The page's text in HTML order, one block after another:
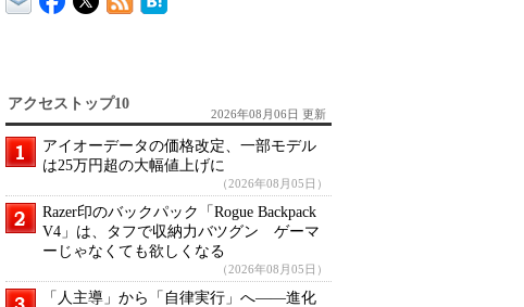
アクセストップ10
2026年08月06日 更新
アイオーデータの価格改定、一部モデル
は25万円超の大幅値上げに
（2026年08月05日）
Razer印のバックパック「Rogue Backpack
V4」は、タフで収納力バツグン ゲーマ
ーじゃなくても欲しくなる
（2026年08月05日）
「人主導」から「自律実行」へ――進化